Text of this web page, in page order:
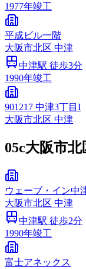
1977年竣工
平成ビル一階
大阪市北区 中津
中津駅 徒歩3分
1990年竣工
901217 中津3丁目I
大阪市北区 中津
05c大阪市
ウェーブ・イン中
大阪市北区 中津
中津駅 徒歩2分
1990年竣工
富士アネックス